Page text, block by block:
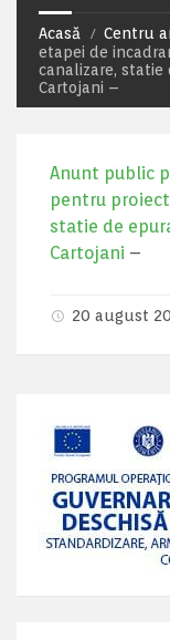
Acasă Centru
etapei de
canalizare, statie
Cartojani –
Anunt public
pentru
statie de
Cartojani –
20 august